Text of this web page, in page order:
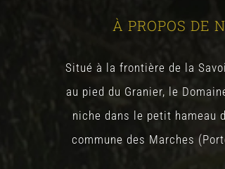
À PROPOS DE
Situé à la frontière de la
au pied du Granier, le
niche dans le petit hameau
commune des Marches